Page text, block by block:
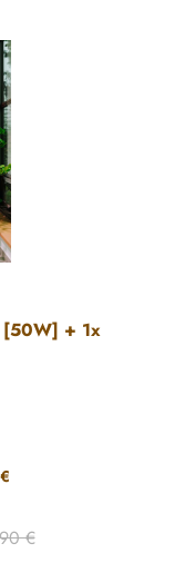
5 Sternen
[50W] + 1x
Preis:
€